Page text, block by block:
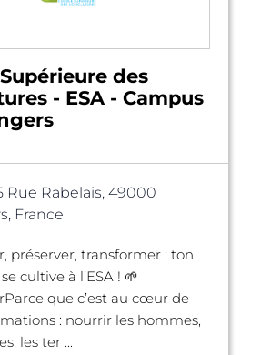
des
- ESA - Campus
Rue Rabelais, 49000
France
préserver, transformer : ton
cultive à l’ESA ! 🌱
que c’est au cœur de
: nourrir les hommes,
les ter ...